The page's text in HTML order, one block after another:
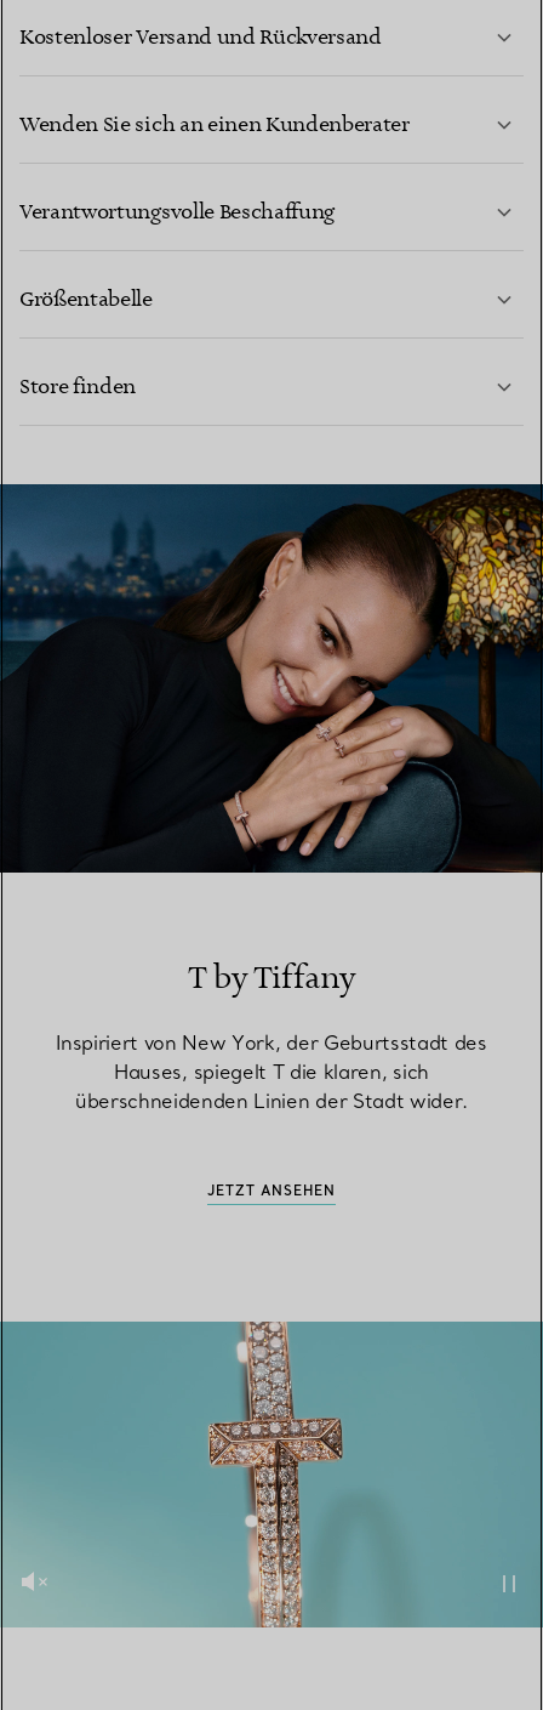
Kostenloser Versand und Rückversand
Wenden Sie sich an einen Kundenberater
Verantwortungsvolle Beschaffung
Größentabelle
Store finden
T by Tiffany
Inspiriert von New York, der Geburtsstadt des
Hauses, spiegelt T die klaren, sich
überschneidenden Linien der Stadt wider.
JETZT ANSEHEN